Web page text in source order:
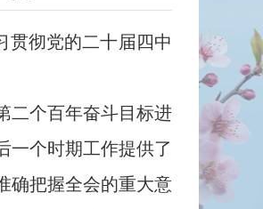
彻党的二十届四中
二个百年奋斗目标进
一个时期工作提供了
确把握全会的重大意